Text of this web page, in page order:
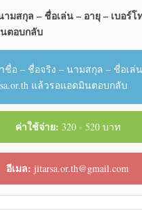
สกุล – ชื่อเล่น – อายุ – เบอร์
ตอบกลับ
อ – ชื่อจริง – นามสกุล – ชื่อเล่น
แล้วรอแอดมินตอบกลับ
ค่าใช้จ่าย: 320 - 520 บาท
อีเมล: jitarsa.or.th@gmail.com